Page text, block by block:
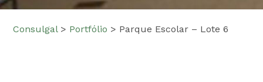
Consulgal > Portfólio > Parque Escolar – Lote 6